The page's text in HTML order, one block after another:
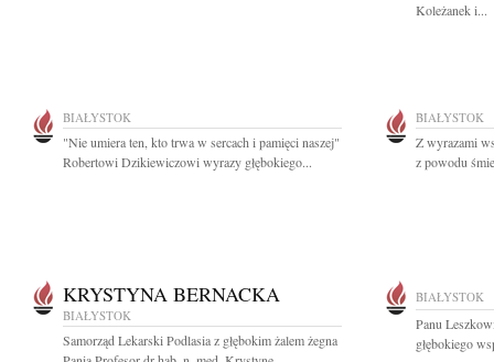
Koleżanek i...
BIAŁYSTOK
"Nie umiera ten, kto trwa w sercach i pamięci naszej"
Robertowi Dzikiewiczowi wyrazy głębokiego...
BIAŁYSTOK
Z wyrazami
z powodu
KRYSTYNA BERNACKA
BIAŁYSTOK
Samorząd Lekarski Podlasia z głębokim żalem żegna
BIAŁYSTOK
Panu
głębokiego